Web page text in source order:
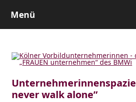
Menü
Kölner Vorbildunternehmerinnen
der Initiative „FRAUEN unternehmen“ des
never walk alone”